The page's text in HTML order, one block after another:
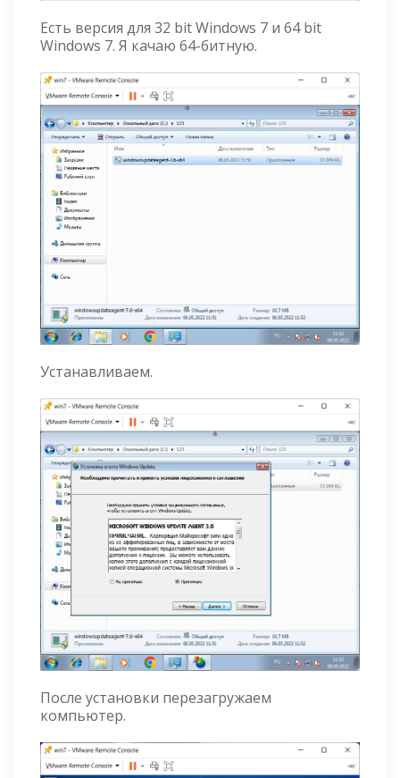
Есть версия для 32 bit Windows 7 и 64 bit
Windows 7. Я качаю 64-битную.
Устанавливаем.
После установки перезагружаем
компьютер.